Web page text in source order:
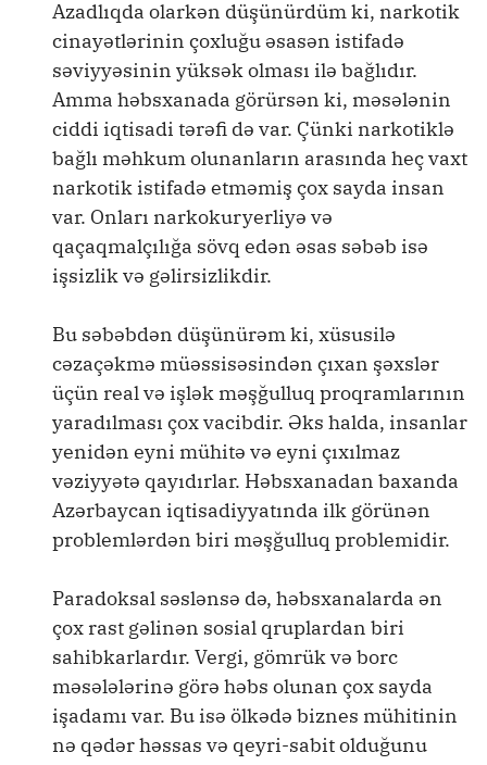
Azadlıqda olarkən düşünürdüm ki, narkotik
cinayətlərinin çoxluğu əsasən istifadə
səviyyəsinin yüksək olması ilə bağlıdır.
Amma həbsxanada görürsən ki, məsələnin
ciddi iqtisadi tərəfi də var. Çünki narkotiklə
bağlı məhkum olunanların arasında heç vaxt
narkotik istifadə etməmiş çox sayda insan
var. Onları narkokuryerliyə və
qaçaqmalçılığa sövq edən əsas səbəb isə
işsizlik və gəlirsizlikdir.
Bu səbəbdən düşünürəm ki, xüsusilə
cəzaçəkmə müəssisəsindən çıxan şəxslər
üçün real və işlək məşğulluq proqramlarının
yaradılması çox vacibdir. Əks halda, insanlar
yenidən eyni mühitə və eyni çıxılmaz
vəziyyətə qayıdırlar. Həbsxanadan baxanda
Azərbaycan iqtisadiyyatında ilk görünən
problemlərdən biri məşğulluq problemidir.
Paradoksal səslənsə də, həbsxanalarda ən
çox rast gəlinən sosial qruplardan biri
sahibkarlardır. Vergi, gömrük və borc
məsələlərinə görə həbs olunan çox sayda
işadamı var. Bu isə ölkədə biznes mühitinin
nə qədər həssas və qeyri-sabit olduğunu